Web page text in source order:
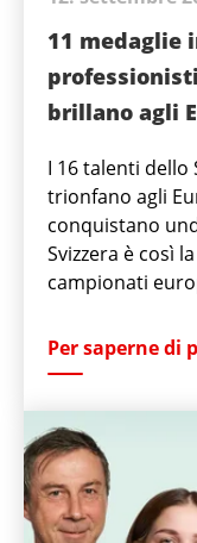
11 medaglie
brillano agli
I 16 talenti dello
trionfano agli
conquistano
Svizzera è così
campionati
Per saperne di